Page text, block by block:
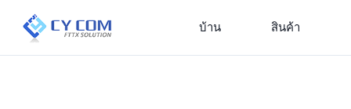
บ้าน สินค้า